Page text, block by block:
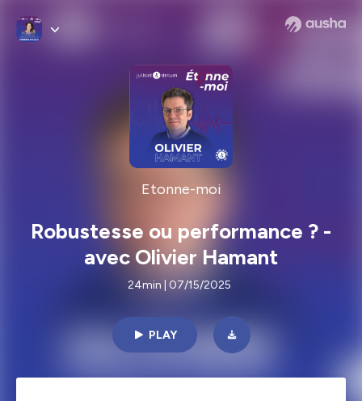
Etonne-moi
Robustesse ou performance ? -
avec Olivier Hamant
24min | 07/15/2025
PLAY